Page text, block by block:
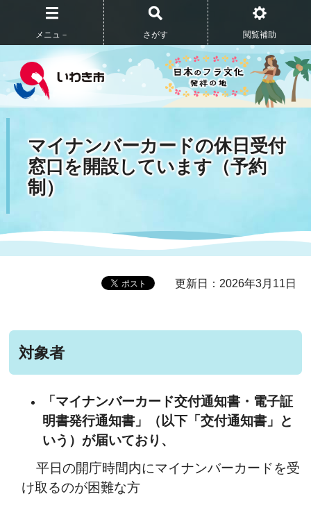
メニュ－ さがす 閲覧補助
マイナンバーカードの休日受付
窓口を開設しています（予約
制）
更新日：2026年3月11日
対象者
「マイナンバーカード交付通知書・電子証
明書発行通知書」（以下「交付通知書」と
いう）が届いており、
平日の開庁時間内にマイナンバーカードを受
け取るのが困難な方